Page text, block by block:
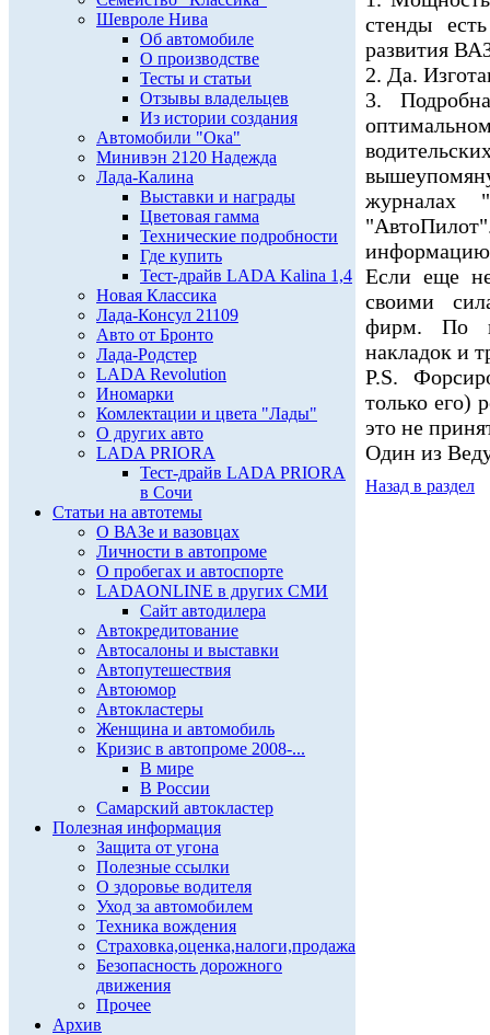
Шевроле Нива
Об автомобиле
О производстве
Тесты и статьи
Отзывы владельцев
Из истории создания
Автомобили "Ока"
Минивэн 2120 Надежда
Лада-Калина
Выставки и награды
Цветовая гамма
Технические подробности
Где купить
Тест-драйв LADA Kalina 1,4
Новая Классика
Лада-Консул 21109
Авто от Бронто
Лада-Родстер
LADA Revolution
Иномарки
Комлектации и цвета "Лады"
О других авто
LADA PRIORA
Тест-драйв LADA PRIORA
в Сочи
Статьи на автотемы
О ВАЗе и вазовцах
Личности в автопроме
О пробегах и автоспорте
LADAONLINE в других СМИ
Сайт автодилера
Автокредитование
Автосалоны и выставки
Автопутешествия
Автоюмор
Автокластеры
Женщина и автомобиль
Кризис в автопроме 2008-...
В мире
В России
Самарский автокластер
Полезная информация
Защита от угона
Полезные ссылки
О здоровье водителя
Уход за автомобилем
Техника вождения
Страховка,оценка,налоги,продажа
Безопасность дорожного
движения
Прочее
Архив
стенды
развития
2. Да.
3.
журналах
Если еще не
своими
фирм. По
накладок и
P.S.
только его)
это не
Один из
Назад в раздел